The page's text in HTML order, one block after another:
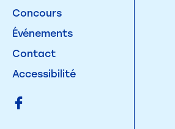
Concours
Événements
Contact
Accessibilité